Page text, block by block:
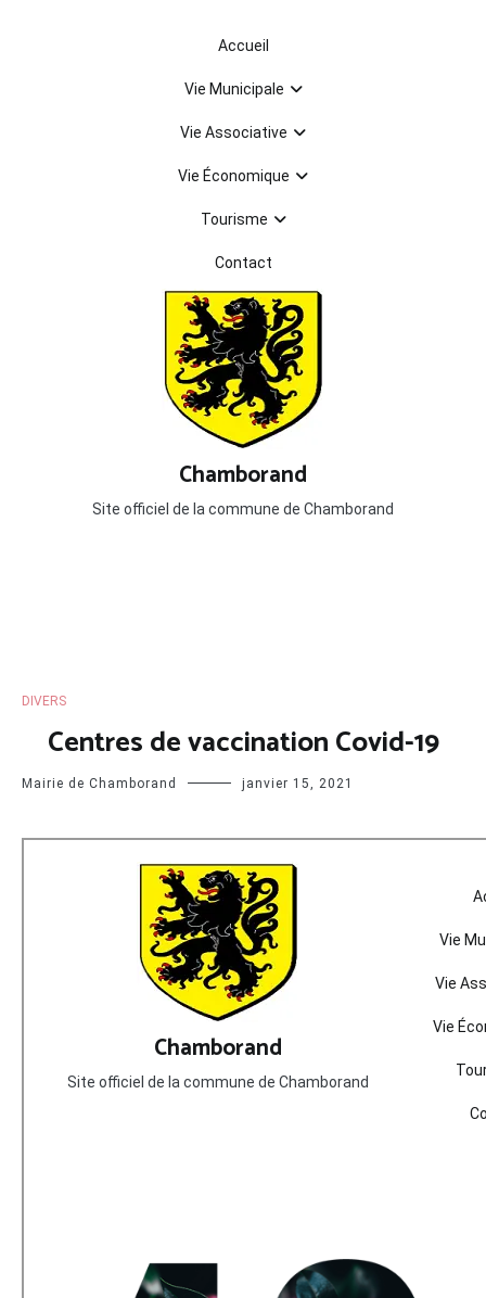
Chamborand
Site officiel de la commune de Chamborand
Accueil
Vie Municipale
Vie Associative
Vie Économique
Tourisme
Contact
DIVERS
Centres de vaccination Covid-19
Mairie de Chamborand janvier 15, 2021